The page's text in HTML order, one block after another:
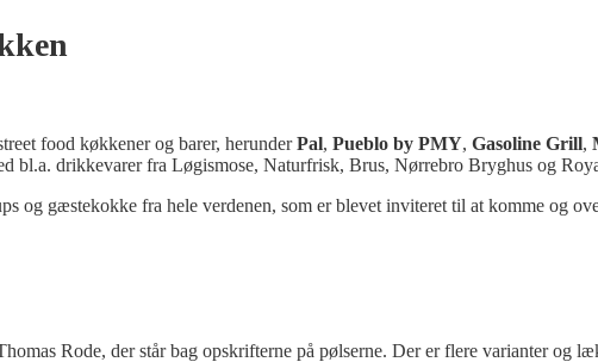
food køkkener og barer, herunderPal, Pueblo by PMY, Gasoline Grill,
bl.a. drikkevarer fra Løgismose, Naturfrisk, Brus, Nørrebro Bryghus og
og gæstekokke fra hele verdenen, som er blevet inviteret til at komme og
Rode, der står bag opskrifterne på pølserne. Der er flere varianter og